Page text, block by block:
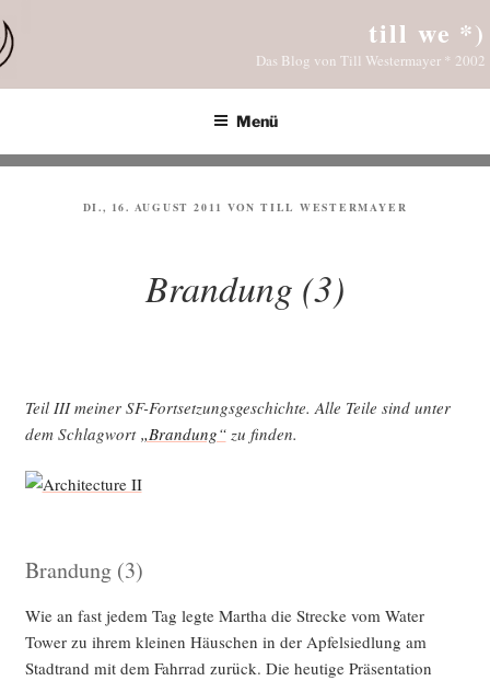
Inhalt
springen
till we *)
Das Blog von Till Westermayer * 2002
Menü
VERÖFFENTLICHT
DI., 16. AUGUST 2011 VON TILL WESTERMAYER
Brandung (3)
Teil III mei­ner SF-Fort­set­zungs­ge­schich­te. Alle Tei­le sind unter
dem Schlag­wort „Bran­dung“zu finden.
Brandung (3)
Wie an fast jedem Tag leg­te Mar­tha die Stre­cke vom Water
Tower zu ihrem klei­nen Häus­chen in der Apfel­sied­lung am
Stadt­rand mit dem Fahr­rad zurück. Die heu­ti­ge Prä­sen­ta­ti­on